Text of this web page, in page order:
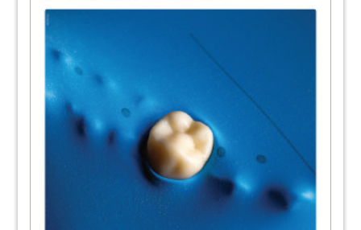
Redaktion
Der Countdown läuft! DGZI-
Jahreskongress am 3. und 4. Oktober in
Hamburg
Katja Scheibe im Gespräch Prof. Dr. Gernhardt
Termine / Impressum
Mundhygiene groß gedacht: Hamburg wird